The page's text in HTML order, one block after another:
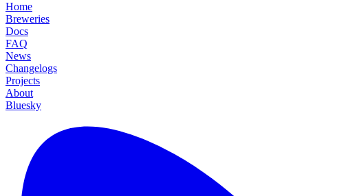
Home
Breweries
Docs
FAQ
News
Changelogs
Projects
About
Bluesky